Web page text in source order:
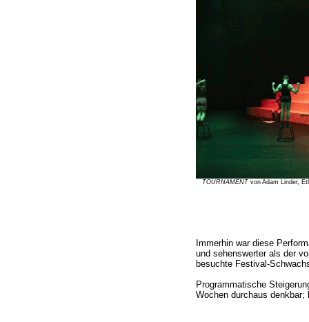
TOURNAMENT von Adam Linder,
Immerhin war diese
und sehenswerter als der
besuchte Festival-
Programmatische
Wochen durchaus denkbar;